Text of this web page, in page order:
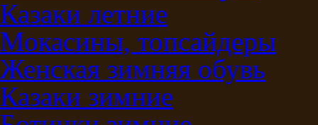
Казаки летние
Мокасины, топсайдеры
Женская зимняя обувь
Казаки зимние